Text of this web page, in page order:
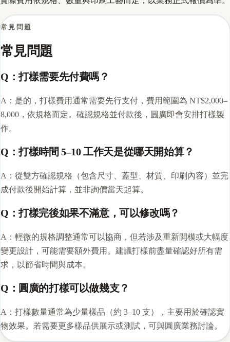
常見問題
常見問題
Q：打樣需要先付費嗎？
A：是的，打樣費用通常需要先行支付，費用範圍為 NT$2,000–
8,000，依規格而定。確認規格並付款後，圓廣即會安排打樣製
作。
Q：打樣時間 5–10 工作天是從哪天開始算？
A：從雙方確認規格（包含尺寸、蓋型、材質、印刷內容）並完
成付款後開始計算，並非詢價當天起算。
Q：打樣完後如果不滿意，可以修改嗎？
A：輕微的規格調整通常可以協商，但若涉及重新開模或大幅度
變更設計，可能需要額外費用。建議打樣前盡量確認好所有需
求，以節省時間與成本。
Q：圓廣的打樣可以做幾支？
A：打樣數量通常為少量樣品（約 3–10 支），主要用於確認實
物效果。若需要更多樣品供展示或測試，可與圓廣業務討論。